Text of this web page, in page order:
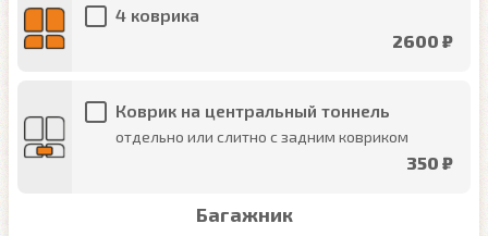
4 коврика
2600 ₽
Коврик на центральный тоннель
отдельно или слитно с задним ковриком
350 ₽
Багажник